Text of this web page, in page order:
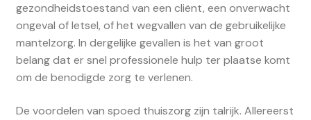
gezondheidstoestand van een cliënt, een onverwacht
ongeval of letsel, of het wegvallen van de gebruikelijke
mantelzorg. In dergelijke gevallen is het van groot
belang dat er snel professionele hulp ter plaatse komt
om de benodigde zorg te verlenen.
De voordelen van spoed thuiszorg zijn talrijk. Allereerst